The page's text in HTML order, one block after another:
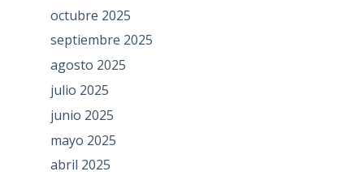
octubre 2025
septiembre 2025
agosto 2025
julio 2025
junio 2025
mayo 2025
abril 2025